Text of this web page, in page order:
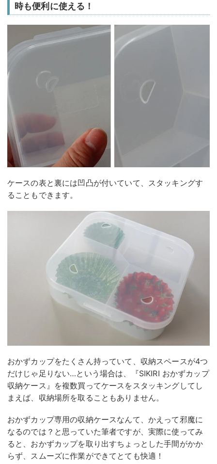
時も便利に使える！
ケースの表と裏には凹凸が付いていて、スタッキングす
ることもできます。
おかずカップをたくさん持っていて、収納スペースが4つ
だけじゃ足りない…という場合は、『SIKIRI おかずカップ
収納ケース』を複数買ってケースをスタッキングしてし
まえば、収納場所を取ることもありません。
おかずカップ専用の収納ケースなんて、かえって邪魔に
なるのでは？と思っていた筆者ですが、実際に使ってみ
ると、おかずカップを取り出すちょっとした手間がかか
らず、スムーズに作業ができてとても快適！